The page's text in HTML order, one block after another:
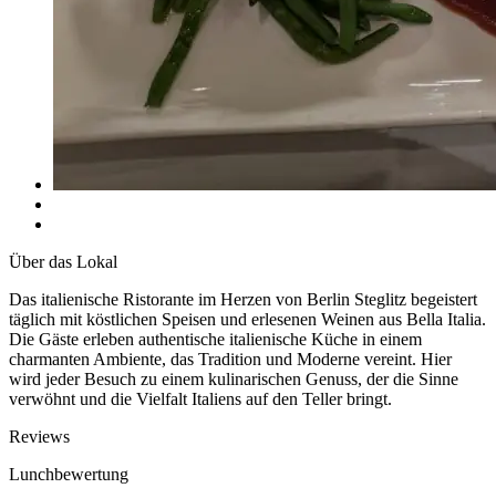
Über das Lokal
Das italienische Ristorante im Herzen von Berlin Steglitz begeistert
täglich mit köstlichen Speisen und erlesenen Weinen aus Bella Italia.
Die Gäste erleben authentische italienische Küche in einem
charmanten Ambiente, das Tradition und Moderne vereint. Hier
wird jeder Besuch zu einem kulinarischen Genuss, der die Sinne
verwöhnt und die Vielfalt Italiens auf den Teller bringt.
Reviews
Lunchbewertung